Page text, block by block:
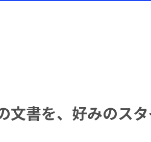
文書を、好みのス